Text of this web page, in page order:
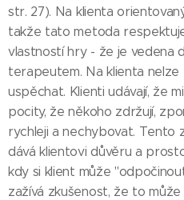
str. 27). Na klienta
takže tato metoda
vlastností hry - že je vedena
terapeutem. Na klienta
uspěchat. Klienti udávají, že
pocity, že někoho zdržují,
rychleji a nechybovat. Tento
dává klientovi důvěru a
kdy si klient může
zažívá zkušenost, že to